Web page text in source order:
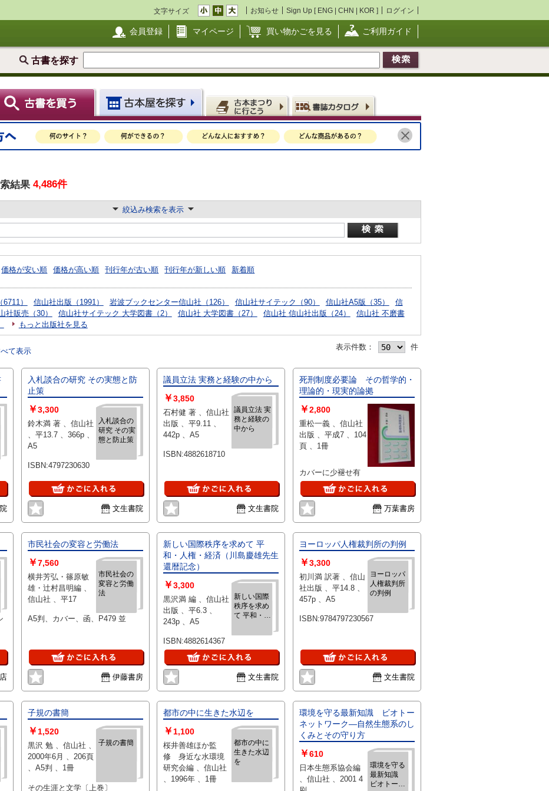
文字サイズ お知らせ Sign Up [ ENG | CHN | KOR ] ログイン
会員登録 マイページ 買い物かごを見る ご利用ガイド
古書を探す
結果 4,486件
絞込み検索を表示
価格が安い順 価格が高い順 刊行年が古い順 刊行年が新しい順 新着順
） 信山社出版（1991） 岩波ブックセンター信山社（126） 信山社サイテック（90） 信山社A5版（35）
信
社販売（30）
信山社サイテック 大学図書（2） 信山社 大学図書（27） 信山社 信山社出版（24）
信山社 不磨書
もっと出版社を見る
て表示 表示件数： 件
入札談合の研究 その実態と防
止策
入札談合の
研究 その実
態と防止策
￥3,300
鈴木満 著 、信山社
、平13.7 、366p 、
A5
ISBN:4797230630
文生書院
議員立法 実務と経験の中から
議員立法 実
務と経験の
中から
￥3,850
石村健 著 、信山社
出版 、平9.11 、
442p 、A5
ISBN:4882618710
文生書院
死刑制度必要論 その哲学的・
理論的・現実的論拠
￥2,800
重松一義 、信山社
出版 、平成7 、104
頁 、1冊
カバーに少褪せ有
万葉書房
市民社会の変容と労働法
市民社会の
変容と労働
法
￥7,560
横井芳弘・篠原敏
雄・辻村昌明編 、
信山社 、平17
A5判、カバー、函、P479 並
伊藤書房
新しい国際秩序を求めて 平
和・人権・経済（川島慶雄先生
還暦記念）
新しい国際
秩序を求め
て 平和・人
（川島慶雄
念）
￥3,300
黒沢満 編 、信山社
出版 、平6.3 、
243p 、A5
ISBN:4882614367
文生書院
ヨーロッパ人権裁判所の判例
ヨーロッパ
人権裁判所
の判例
￥3,300
初川満 訳著 、信山
社出版 、平14.8 、
457p 、A5
ISBN:9784797230567
文生書院
子規の書簡
子規の書簡
￥1,520
黒沢 勉 、信山社 、
2000年6月 、206頁
、A5判 、1冊
その生涯と文学〔上巻〕
都市の中に生きた水辺を
都市の中に
生きた水辺
を
￥1,100
桜井善雄ほか監
修 身近な水環境
研究会編 、信山社
、1996年 、1冊
環境を守る最新知識 ビオトー
ネットワーク—自然生態系のし
くみとその守り方
環境を守る
最新知識
ビオトーネ
￥610
日本生態系協会編
、信山社 、2001 4